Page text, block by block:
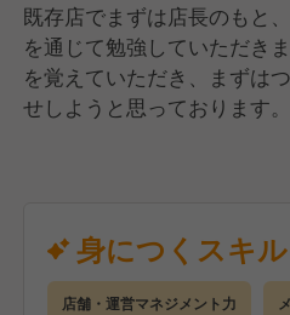
既存店でまずは店長のもと
を通じて勉強していただき
を覚えていただき、まずは
せしようと思っております。
しオペレーション改善やメ
るのでレスポンスは他社に
隣エリアでの出店を見据え
す。
身につくスキル
店舗・運営マネジメント力